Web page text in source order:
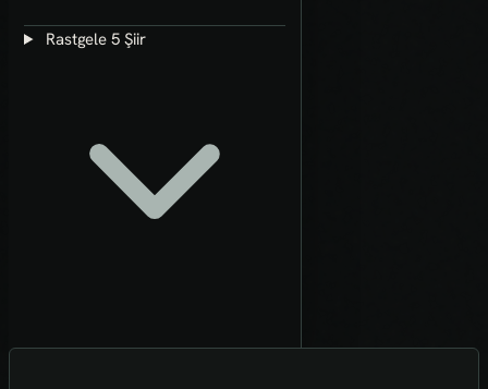
Rastgele 5 Şiir